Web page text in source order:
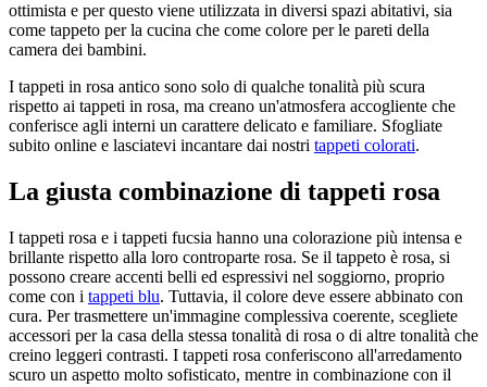
ottimista e per questo viene utilizzata in diversi spazi abitativi, sia
come tappeto per la cucina che come colore per le pareti della
camera dei bambini.
I tappeti in rosa antico sono solo di qualche tonalità più scura
rispetto ai tappeti in rosa, ma creano un'atmosfera accogliente che
conferisce agli interni un carattere delicato e familiare. Sfogliate
subito online e lasciatevi incantare dai nostri tappeti colorati.
La giusta combinazione di tappeti rosa
I tappeti rosa e i tappeti fucsia hanno una colorazione più intensa e
brillante rispetto alla loro controparte rosa. Se il tappeto è rosa, si
possono creare accenti belli ed espressivi nel soggiorno, proprio
come con i tappeti blu. Tuttavia, il colore deve essere abbinato con
cura. Per trasmettere un'immagine complessiva coerente, scegliete
accessori per la casa della stessa tonalità di rosa o di altre tonalità che
creino leggeri contrasti. I tappeti rosa conferiscono all'arredamento
scuro un aspetto molto sofisticato, mentre in combinazione con il